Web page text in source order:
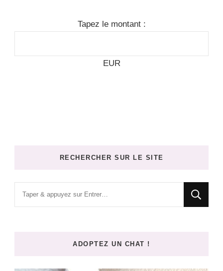
Tapez le montant :
EUR
RECHERCHER SUR LE SITE
ADOPTEZ UN CHAT !